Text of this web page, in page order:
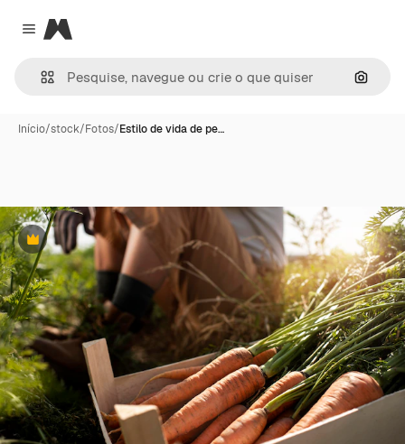
Close menu
Magnific
Início/stock/Fotos/Estilo de vida de pe…
Premium